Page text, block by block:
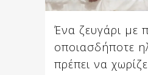
Ένα ζευγάρι με
οποιασδήποτε
πρέπει να